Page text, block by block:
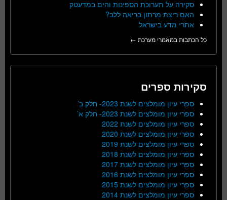
סקירה על תערוכת הספינות והים במדעטק
האם ריצת מרתון בריאה ללב?
אתרי מדע בישראל
כל הכתבות במאמרי מערכת ←
סקירות ספרים
ספרי עיון מומלצים לשנת 2023- חלק ב’
ספרי עיון מומלצים לשנת 2023- חלק א’
ספרי עיון מומלצים לשנת 2022
ספרי עיון מומלצים לשנת 2020
ספרי עיון מומלצים לשנת 2019
ספרי עיון מומלצים לשנת 2018
ספרי עיון מומלצים לשנת 2017
ספרי עיון מומלצים לשנת 2016
ספרי עיון מומלצים לשנת 2015
ספרי עיון מומלצים לשנת 2014